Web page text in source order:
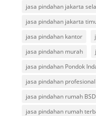
jasa pindahan jakarta
jasa pindahan jakarta
jasa pindahan kantor
jasa pindahan murah
jasa pindahan Pondok
jasa pindahan
jasa pindahan rumah BSD
jasa pindahan rumah